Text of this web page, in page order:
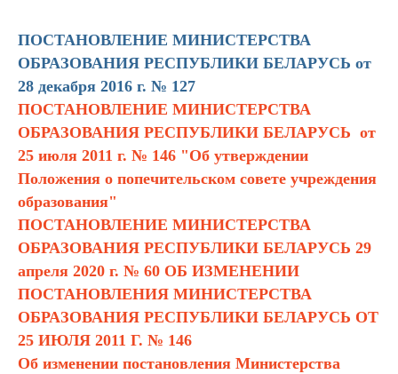
ПОСТАНОВЛЕНИЕ МИНИСТЕРСТВА
ОБРАЗОВАНИЯ РЕСПУБЛИКИ БЕЛАРУСЬ от
28 декабря 2016 г. № 127
ПОСТАНОВЛЕНИЕ МИНИСТЕРСТВА
ОБРАЗОВАНИЯ РЕСПУБЛИКИ БЕЛАРУСЬ от
25 июля 2011 г. № 146 "Об утверждении
Положения о попечительском совете учреждения
образования"
ПОСТАНОВЛЕНИЕ МИНИСТЕРСТВА
ОБРАЗОВАНИЯ РЕСПУБЛИКИ БЕЛАРУСЬ 29
апреля 2020 г. № 60 ОБ ИЗМЕНЕНИИ
ПОСТАНОВЛЕНИЯ МИНИСТЕРСТВА
ОБРАЗОВАНИЯ РЕСПУБЛИКИ БЕЛАРУСЬ ОТ
25 ИЮЛЯ 2011 Г. № 146
Об изменении постановления Министерства